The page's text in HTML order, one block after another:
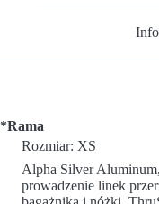
*Rama
Rozmiar: XS
Alpha Silver
prowadzenie linek